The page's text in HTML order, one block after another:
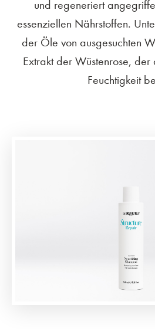
und regeneriert
essenziellen Nährstoffen.
der Öle von ausgesuchten
Extrakt der Wüstenrose,
Feuchtigkeit